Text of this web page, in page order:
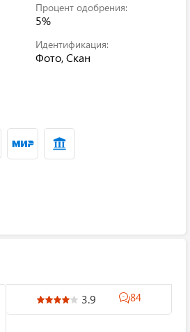
Процент одобрения:
5%
Идентификация:
Фото, Скан
3.9 84